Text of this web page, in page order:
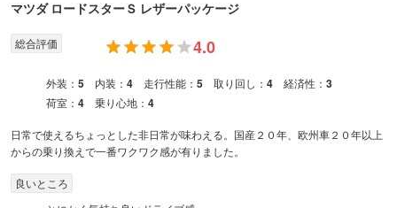
マツダ ロードスターＳ レザーパッケージ
総合評価 4.0
外装： 5 内装： 4 走行性能： 5 取り回し： 4 経済性： 3
荷室： 4 乗り心地： 4
日常で使えるちょっとした非日常が味わえる。国産２０年、欧州車２０年以上
からの乗り換えで一番ワクワク感が有りました。
良いところ